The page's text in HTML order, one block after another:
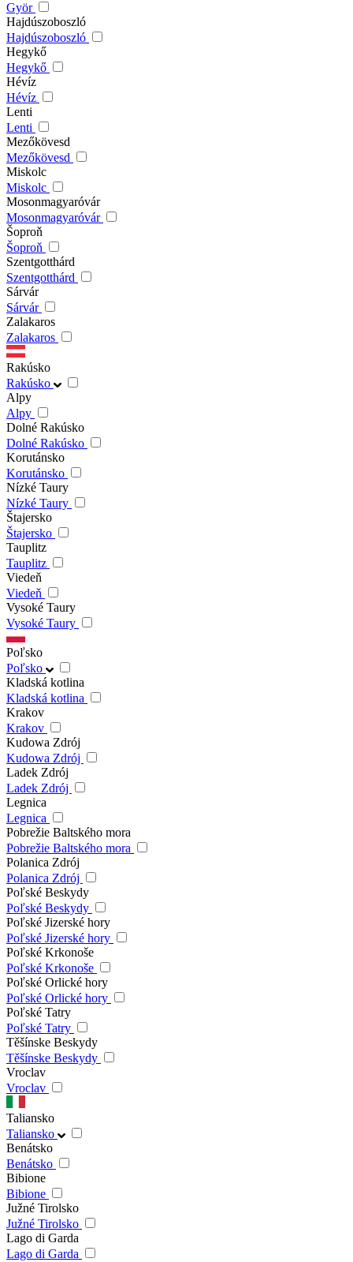
Györ
Hajdúszoboszló
Hajdúszoboszló
Hegykő
Hegykő
Hévíz
Hévíz
Lenti
Lenti
Mezőkövesd
Mezőkövesd
Miskolc
Miskolc
Mosonmagyaróvár
Mosonmagyaróvár
Šoproň
Šoproň
Szentgotthárd
Szentgotthárd
Sárvár
Sárvár
Zalakaros
Zalakaros
Rakúsko
Rakúsko
Alpy
Alpy
Dolné Rakúsko
Dolné Rakúsko
Korutánsko
Korutánsko
Nízké Taury
Nízké Taury
Štajersko
Štajersko
Tauplitz
Tauplitz
Viedeň
Viedeň
Vysoké Taury
Vysoké Taury
Poľsko
Poľsko
Kladská kotlina
Kladská kotlina
Krakov
Krakov
Kudowa Zdrój
Kudowa Zdrój
Ladek Zdrój
Ladek Zdrój
Legnica
Legnica
Pobrežie Baltského mora
Pobrežie Baltského mora
Polanica Zdrój
Polanica Zdrój
Poľské Beskydy
Poľské Beskydy
Poľské Jizerské hory
Poľské Jizerské hory
Poľské Krkonoše
Poľské Krkonoše
Poľské Orlické hory
Poľské Orlické hory
Poľské Tatry
Poľské Tatry
Těšínske Beskydy
Těšínske Beskydy
Vroclav
Vroclav
Taliansko
Taliansko
Benátsko
Benátsko
Bibione
Bibione
Južné Tirolsko
Južné Tirolsko
Lago di Garda
Lago di Garda